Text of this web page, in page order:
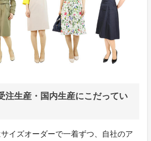
注生産・国内生産にこだってい
イズオーダーで一着ずつ、自社のア